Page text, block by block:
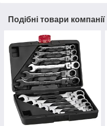
Подібні товари компанії